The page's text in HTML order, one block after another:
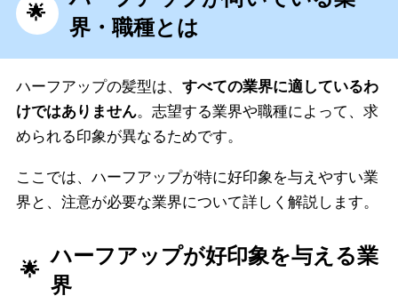
界・職種とは
ハーフアップの髪型は、 すべての業界に適しているわ
けではありません。志望する業界や職種によって、求
められる印象が異なるためです。
ここでは、ハーフアップが特に好印象を与えやすい業
界と、注意が必要な業界について詳しく解説します。
ハーフアップが好印象を与える業
界